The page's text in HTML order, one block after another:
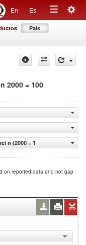
En Es
Toggle
País
2000 = 100
n (2000 = 100)
on reported data and not gap